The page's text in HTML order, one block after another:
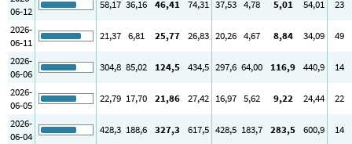
06-12
58,17 36,16 46,41 74,31 37,53 4,78 5,01 54,01
23
2026-
06-11
21,37 6,81 25,77 26,83 20,26 4,67 8,84 34,09
49
2026-
06-06
304,8 85,02 124,5 434,5 297,6 64,00 116,9 440,9
14
2026-
06-05
22,79 17,70 21,86 27,42 16,97 5,62 9,22 24,44
22
2026-
06-04
428,3 188,6 327,3 617,5 428,5 183,7 283,5 600,9
14